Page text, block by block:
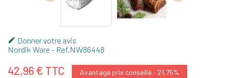
 Donner votre avis
Nordik Ware - Ref.NW86448
42,96 € TTC
Avantage prix conseillé : 21,75%